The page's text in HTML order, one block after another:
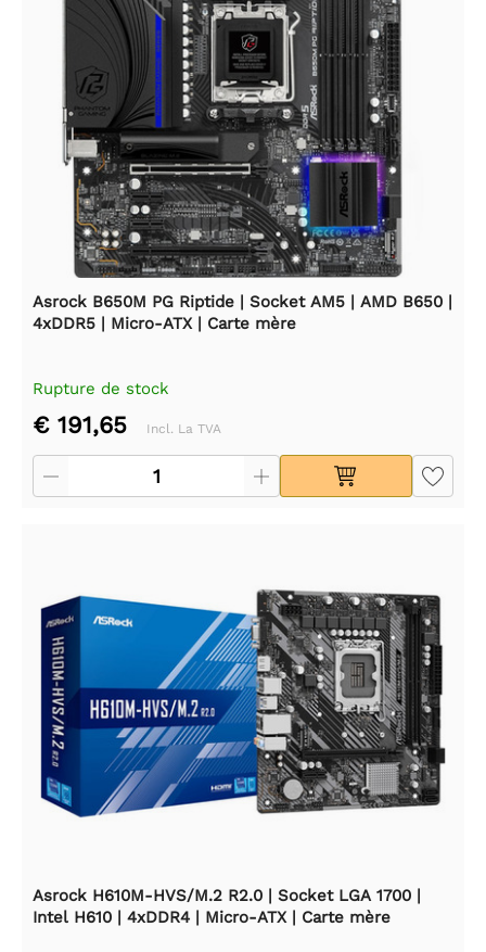
Asrock B650M PG Riptide | Socket AM5 | AMD B650 |
4xDDR5 | Micro-ATX | Carte mère
Rupture de stock
€ 191,65 Incl. La TVA
Asrock H610M-HVS/M.2 R2.0 | Socket LGA 1700 |
Intel H610 | 4xDDR4 | Micro-ATX | Carte mère